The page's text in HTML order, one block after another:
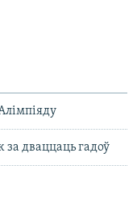
дваццаць гадоў